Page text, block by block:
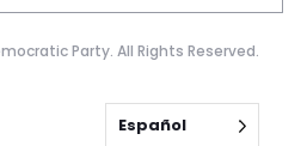
Party. All Rights Reserved.
Español